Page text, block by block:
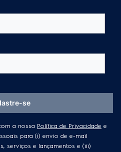
a nossa Política de Privacidade e
para (i) envio de e-mail
serviços e lançamentos e (iii)
se